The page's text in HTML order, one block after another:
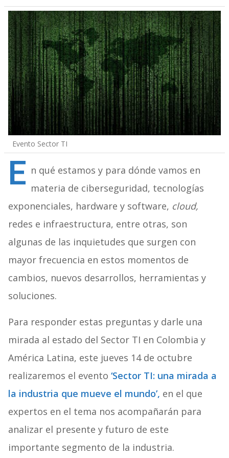
Evento Sector TI
E n qué estamos y para dónde vamos en
materia de ciberseguridad, tecnologías
exponenciales, hardware y software, cloud,
redes e infraestructura, entre otras, son
algunas de las inquietudes que surgen con
mayor frecuencia en estos momentos de
cambios, nuevos desarrollos, herramientas y
soluciones.
Para responder estas preguntas y darle una
mirada al estado del Sector TI en Colombia y
América Latina, este jueves 14 de octubre
realizaremos el evento ‘Sector TI: una mirada a
la industria que mueve el mundo’, en el que
expertos en el tema nos acompañarán para
analizar el presente y futuro de este
importante segmento de la industria.